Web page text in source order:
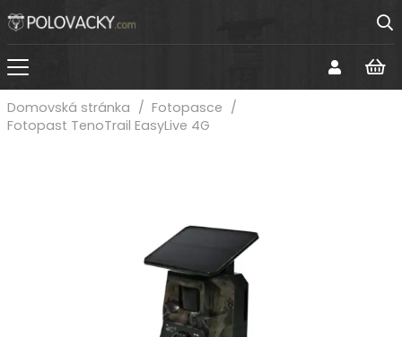
Domovská stránka / Fotopasce /
Fotopast TenoTrail EasyLive 4G